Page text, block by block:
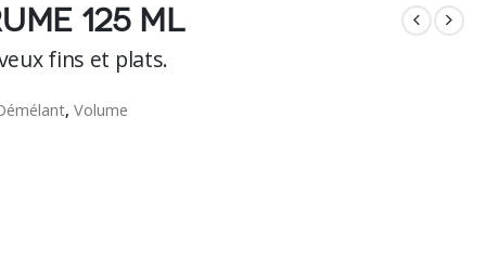
125 ML
fins et plats.
,Volume